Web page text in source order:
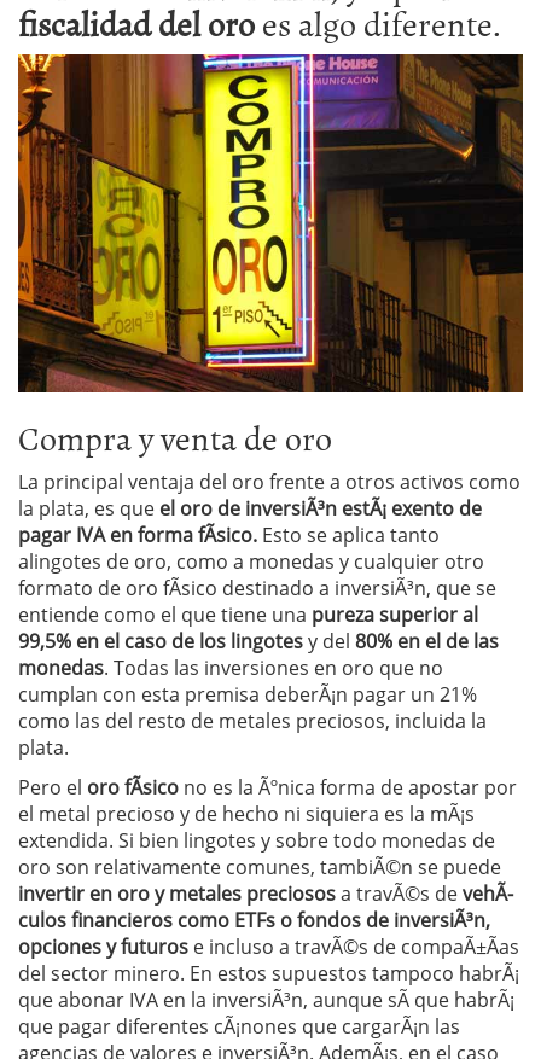
fiscalidad del oroes algo diferente.
Compra y venta de oro
La principal ventaja del oro frente a otros activos como
la plata, es que el oro de inversiÃ³n estÃ¡ exento de
pagar IVA en forma fÃ­sico. Esto se aplica tanto
alingotes de oro, como a monedas y cualquier otro
formato de oro fÃ­sico destinado a inversiÃ³n, que se
entiende como el que tiene una pureza superior al
99,5% en el caso de los lingotesy del 80% en el de las
monedas. Todas las inversiones en oro que no
cumplan con esta premisa deberÃ¡n pagar un 21%
como las del resto de metales preciosos, incluida la
plata.
Pero el oro fÃ­sico no es la Ãºnica forma de apostar por
el metal precioso y de hecho ni siquiera es la mÃ¡s
extendida. Si bien lingotes y sobre todo monedas de
oro son relativamente comunes, tambiÃ©n se puede
invertir en oro y metales preciososa travÃ©s devehÃ­
culos financieros como ETFs o fondos de inversiÃ³n,
opciones y futuros e incluso a travÃ©s de compaÃ±Ã­as
del sector minero. En estos supuestos tampoco habrÃ¡
que abonar IVA en la inversiÃ³n, aunque sÃ­ que habrÃ¡
que pagar diferentes cÃ¡nones que cargarÃ¡n las
agencias de valores e inversiÃ³n. AdemÃ¡s, en el caso